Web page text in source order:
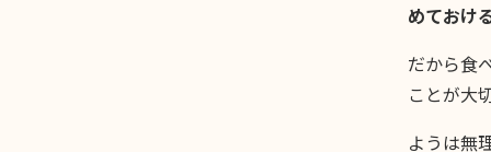
めておけ
だから食
ことが大
ようは無